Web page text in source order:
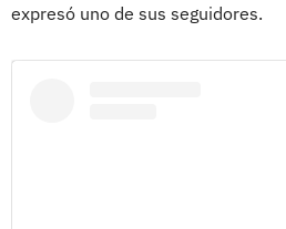
expresó uno de sus seguidores.